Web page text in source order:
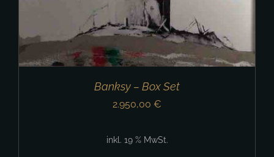
Banksy – Box Set
2.950,00 €
inkl. 19 % MwSt.